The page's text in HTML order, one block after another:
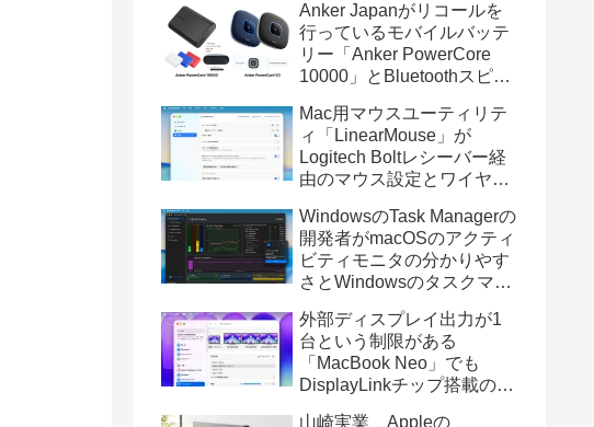
トーラの作成に対応。
Anker Japanがリコールを
行っているモバイルバッテ
リー「Anker PowerCore
10000」とBluetoothスピー
辺を焼損する火災が6月に3
件発生していたそうなので
注意を。
Mac用マウスユーティリテ
ィ「LinearMouse」が
Logitech Boltレシーバー経
由のマウス設定とワイヤレ
ックボールに対応。
WindowsのTask Managerの
開発者がmacOSのアクティ
ビティモニタの分かりやす
さとWindowsのタスクマネ
Mac用システムモニタアプ
リ「Task Manager TMOG」
のBeta版を公開。
外部ディスプレイ出力が1
台という制限がある
「MacBook Neo」でも
DisplayLinkチップ搭載の
山崎実業、Appleの